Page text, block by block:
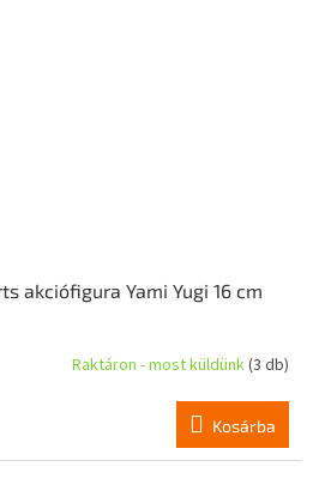
akciófigura Yami Yugi 16 cm
Raktáron - most küldünk(3 db)
Kosárba